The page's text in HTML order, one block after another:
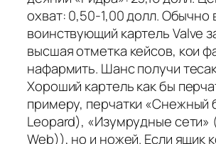
охват: 0,50-1,00 долл. Обычно
воинствующий картель Valve
высшая отметка кейсов, кои
нафармить. Шанс получи
Хороший картель как бы
примеру, перчатки «Снежный
Leopard), «Изумрудные сети»
Web)), но и ножей. Если ящик